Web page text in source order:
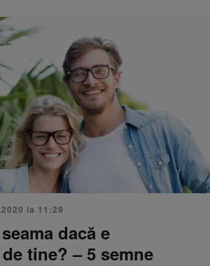
la 11:29
dacă e
tine? – 5 semne